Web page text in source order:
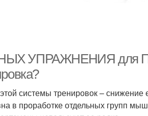
УПРАЖНЕНИЯ для
системы тренировок –
в проработке отдельных групп